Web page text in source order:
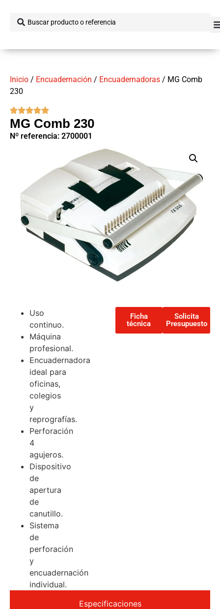
Inicio / Encuadernación / Encuadernadoras / MG Comb
230
MG Comb 230
Nº referencia: 2700001
Uso
continuo.
Máquina
profesional.
Encuadernadora
ideal para
oficinas,
colegios
y
reprografías.
Perforación
4
agujeros.
Dispositivo
de
apertura
de
canutillo.
Sistema
de
perforación
y
encuadernación
individual.
Ficha
técnica
Solicita
Presupuesto
Especificaciones